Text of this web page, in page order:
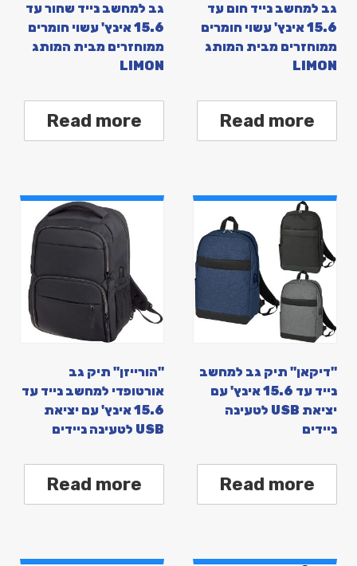
גב למחשב נייד חום עד
15.6 אינץ' עשוי חומרים
ממוחזרים מבית המותג
LIMON
Read more
גב למחשב נייד שחור עד
15.6 אינץ' עשוי חומרים
ממוחזרים מבית המותג
LIMON
Read more
"דיקאן" תיק גב למחשב
נייד עד 15.6 אינץ' עם
יציאת USB לטעינה
ניידים
Read more
"הורייזן" תיק גב
אורטופדי למחשב נייד עד
15.6 אינץ' עם יציאת
USB לטעינה ניידים
Read more